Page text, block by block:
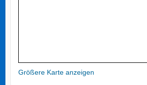
Größere Karte anzeigen